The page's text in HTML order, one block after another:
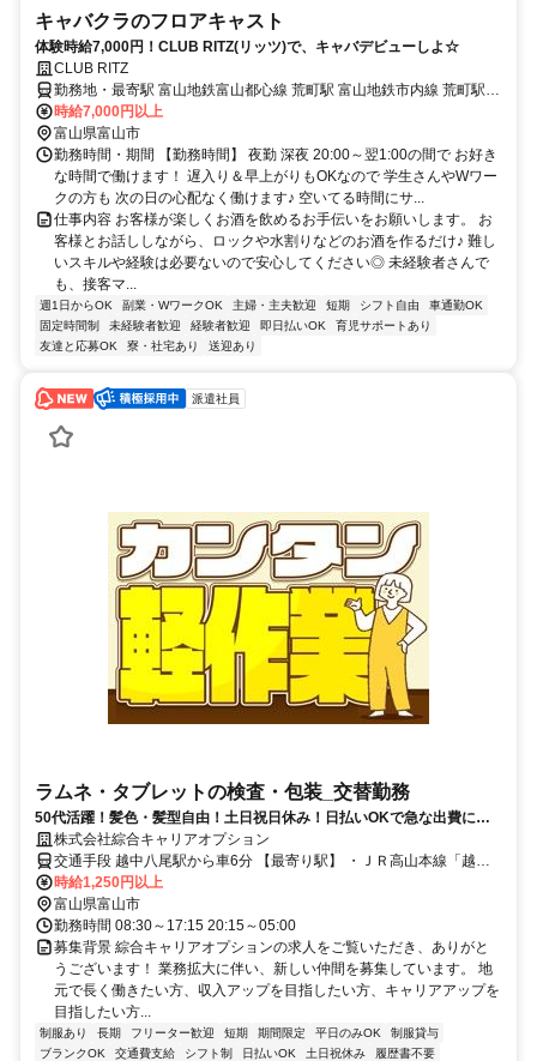
キャバクラのフロアキャスト
体験時給7,000円！CLUB RITZ(リッツ)で、キャバデビューしよ☆
CLUB RITZ
勤務地・最寄駅 富山地鉄富山都心線 荒町駅 富山地鉄市内線 荒町駅
あいの風とやま鉄道線 富山駅
時給7,000円以上
富山県富山市
勤務時間・期間 【勤務時間】 夜勤 深夜 20:00～翌1:00の間で お好き
な時間で働けます！ 遅入り＆早上がりもOKなので 学生さんやWワー
クの方も 次の日の心配なく働けます♪ 空いてる時間にサ...
仕事内容 お客様が楽しくお酒を飲めるお手伝いをお願いします。 お
客様とお話ししながら、ロックや水割りなどのお酒を作るだけ♪ 難し
いスキルや経験は必要ないので安心してください◎ 未経験者さんで
も、接客マ...
週1日からOK 副業・WワークOK 主婦・主夫歓迎 短期 シフト自由
車通勤OK
固定時間制
未経験者歓迎 経験者歓迎 即日払いOK
育児サポートあり
友達と応募OK
寮・社宅あり 送迎あり
派遣社員
ラムネ・タブレットの検査・包装_交替勤務
50代活躍！髪色・髪型自由！土日祝日休み！日払いOKで急な出費に対
応可、日勤・夜勤の交替シフト対応
株式会社綜合キャリアオプション
交通手段 越中八尾駅から車6分 【最寄り駅】 ・ＪＲ高山本線「越中
八尾駅」
時給1,250円以上
富山県富山市
勤務時間 08:30～17:15 20:15～05:00
募集背景 綜合キャリアオプションの求人をご覧いただき、ありがと
うございます！ 業務拡大に伴い、新しい仲間を募集しています。 地
元で長く働きたい方、収入アップを目指したい方、キャリアアップを
目指したい方...
制服あり 長期 フリーター歓迎 短期 期間限定 平日のみOK
制服貸与
ブランクOK
交通費支給 シフト制 日払いOK 土日祝休み
履歴書不要